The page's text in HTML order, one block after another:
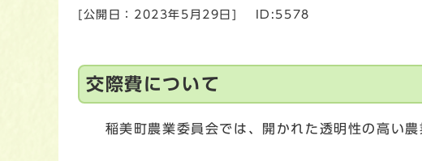
[公開日： 2023年5月29日 ID:5578
交際費について
稲美町農業委員会では、開かれた透明性の高い農